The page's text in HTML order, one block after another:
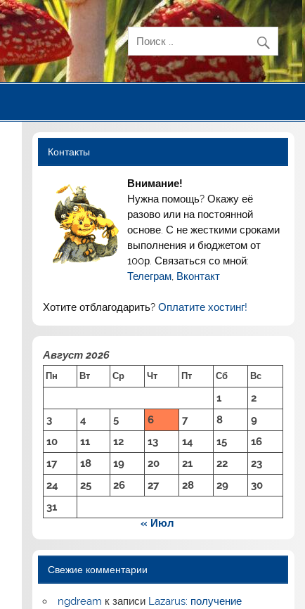
Контакты
Внимание!
Нужна помощь? Окажу её
разово или на постоянной
основе. С не жесткими сроками
выполнения и бюджетом от
100р. Связаться со мной:
Телеграм Вконтакт
Хотите отблагодарить?Оплатите хостинг!
Август 2026
Пн Вт Ср Чт Пт Сб Вс
1
2
3
4 5 6 7 8
9
10
11 12 13 14 15
16
17
18 19 20 21 22
23
24
25 26 27 28 29
30
31
« Июл
Свежие комментарии
ngdream к записи Lazarus: получение